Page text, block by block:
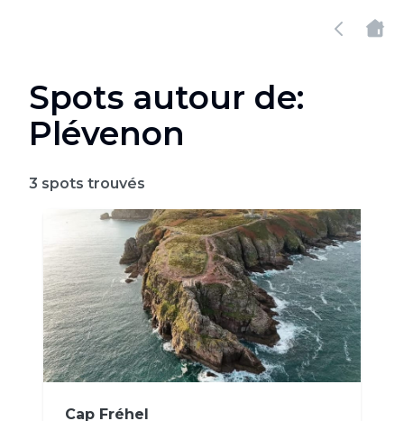
Spots autour de:
Plévenon
3 spots trouvés
Cap Fréhel